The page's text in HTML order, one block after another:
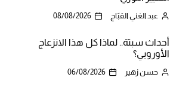
عبد الغني القبّاج 08/08/2026
أحداث سبتة.. لماذا كل هذا الانزعاج
الأوروبي؟
حسن زهير 06/08/2026